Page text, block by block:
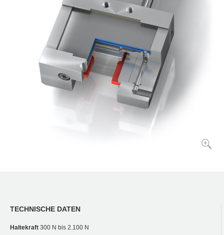
TECHNISCHE DATEN
Haltekraft 300 N bis 2.100 N